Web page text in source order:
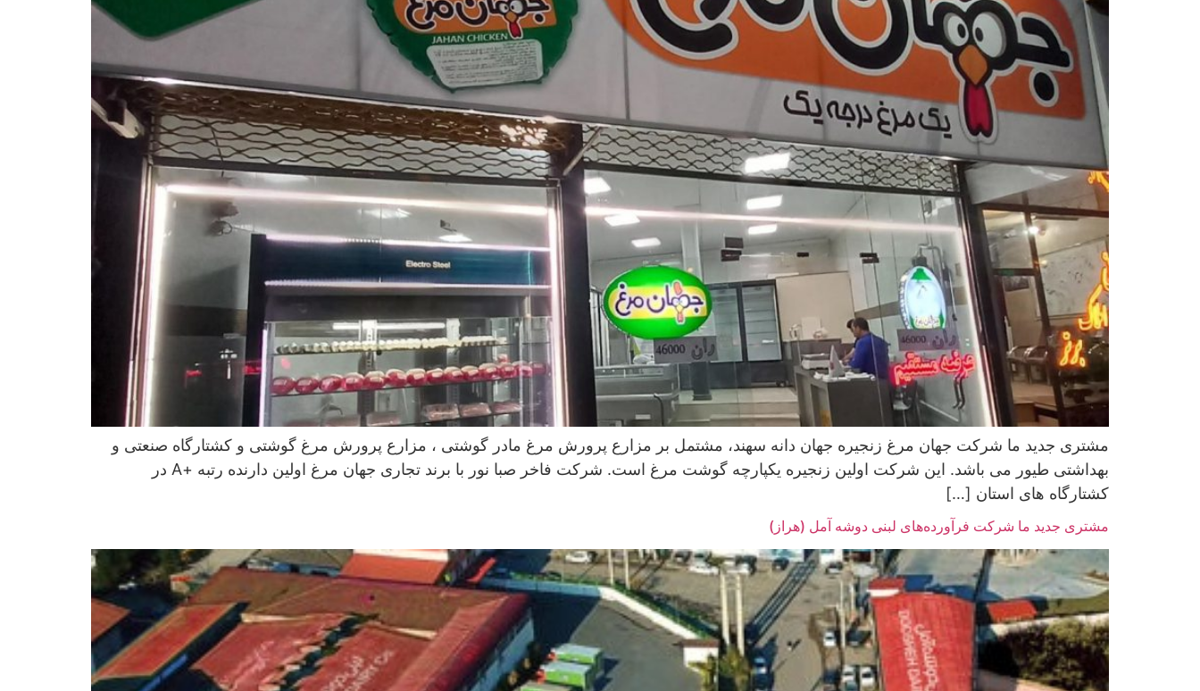
مشتری جدید ما شرکت جهان مرغ زنجیره جهان دانه سهند، مشتمل بر مزارع پرورش مرغ مادر گوشتی ، مزارع پرورش مرغ گوشتی و کشتارگاه صنعتی و
بهداشتی طیور می باشد. این شرکت اولین زنجیره یکپارچه گوشت مرغ است. شرکت فاخر صبا نور با برند تجاری جهان مرغ اولین دارنده رتبه +A در
کشتارگاه های استان […]
مشتری جدید ما شرکت فرآورده‌های لبنی دوشه آمل (هراز)